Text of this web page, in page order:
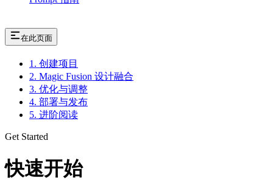
在此页面
1. 创建项目
2. Magic Fusion 设计融合
3. 优化与调整
4. 部署与发布
5. 进阶阅读
Get Started
快速开始